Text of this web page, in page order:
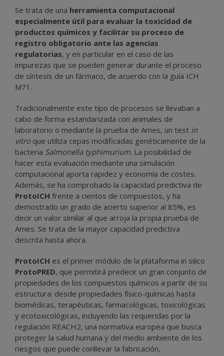
Se trata de una herramienta computacional
especialmente útil para evaluar la toxicidad de
productos químicos y facilitar su proceso de
registro obligatorio ante las agencias
regulatorias, y en particular en el caso de las
impurezas que se pueden generar durante el proceso
de síntesis de un fármaco, de acuerdo con la guía ICH
M71.
Tradicionalmente este tipo de procesos se llevaban a
cabo de forma estandarizada con animales de
laboratorio o mediante la prueba de Ames, un test in
vitroque utiliza cepas modificadas genéticamente de la
bacteria Salmonella typhimurium. La posibilidad de
hacer esta evaluación mediante una simulación
computacional aporta rapidez y economía de costes.
Además, se ha comprobado la capacidad predictiva de
ProtoICH frente a cientos de compuestos, y ha
demostrado un grado de acierto superior al 85%, es
decir un valor similar al que arroja la propia prueba de
Ames. Se trata de la mayor capacidad predictiva
descrita hasta ahora.
ProtoICH es el primer módulo de la plataforma in silico
ProtoPRED, que permitirá predecir un gran conjunto de
propiedades de los compuestos químicos a partir de su
estructura: desde propiedades físico-químicas hasta
biomédicas, terapéuticas, farmacológicas, toxicológicas
y ecotoxicológicas, incluyendo las requeridas por la
regulación REACH2, una normativa europea que busca
proteger la salud humana y del medio ambiente de los
riesgos que puede conllevar la fabricación,